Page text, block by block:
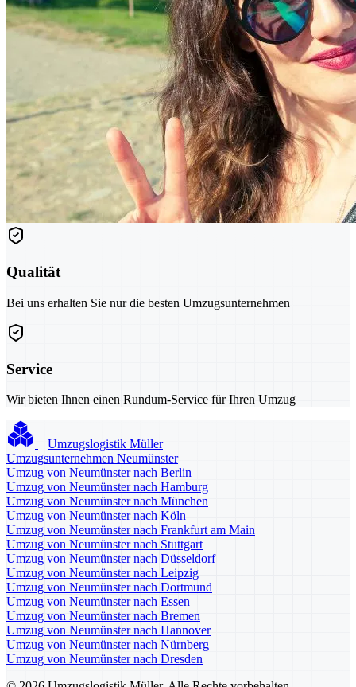
Qualität
Bei uns erhalten Sie nur die besten Umzugsunternehmen
Service
Wir bieten Ihnen einen Rundum-Service für Ihren Umzug
Umzugslogistik Müller
Umzugsunternehmen Neumünster
Umzug von Neumünster nach Berlin
Umzug von Neumünster nach Hamburg
Umzug von Neumünster nach München
Umzug von Neumünster nach Köln
Umzug von Neumünster nach Frankfurt am Main
Umzug von Neumünster nach Stuttgart
Umzug von Neumünster nach Düsseldorf
Umzug von Neumünster nach Leipzig
Umzug von Neumünster nach Dortmund
Umzug von Neumünster nach Essen
Umzug von Neumünster nach Bremen
Umzug von Neumünster nach Hannover
Umzug von Neumünster nach Nürnberg
Umzug von Neumünster nach Dresden